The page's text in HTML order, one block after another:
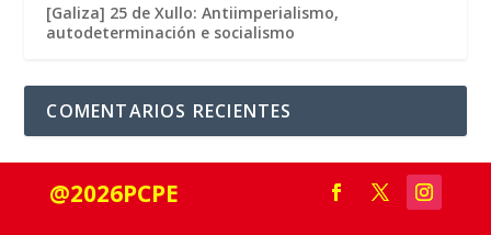
[Galiza] 25 de Xullo: Antiimperialismo,
autodeterminación e socialismo
COMENTARIOS RECIENTES
@2026PCPE